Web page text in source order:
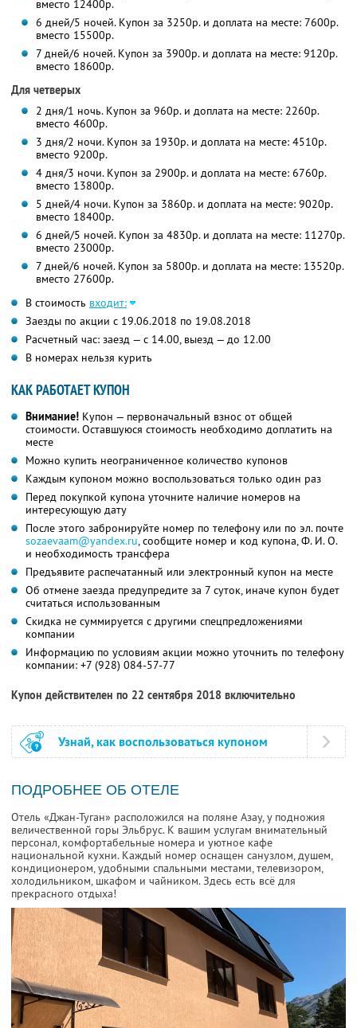
вместо 12400р.
6 дней/5 ночей. Купон за 3250р. и доплата на месте: 7600р.
вместо 15500р.
7 дней/6 ночей. Купон за 3900р. и доплата на месте: 9120р.
вместо 18600р.
Для четверых
2 дня/1 ночь. Купон за 960р. и доплата на месте: 2260р.
вместо 4600р.
3 дня/2 ночи. Купон за 1930р. и доплата на месте: 4510р.
вместо 9200р.
4 дня/3 ночи. Купон за 2900р. и доплата на месте: 6760р.
вместо 13800р.
5 дней/4 ночи. Купон за 3860р. и доплата на месте: 9020р.
вместо 18400р.
6 дней/5 ночей. Купон за 4830р. и доплата на месте: 11270р.
вместо 23000р.
7 дней/6 ночей. Купон за 5800р. и доплата на месте: 13520р.
вместо 27600р.
В стоимость входит:
Заезды по акции с 19.06.2018 по 19.08.2018
Расчетный час: заезд — с 14.00, выезд — до 12.00
В номерах нельзя курить
КАК РАБОТАЕТ КУПОН
Внимание! Купон — первоначальный взнос от общей
стоимости. Оставшуюся стоимость необходимо доплатить на
месте
Можно купить неограниченное количество купонов
Каждым купоном можно воспользоваться только один раз
Перед покупкой купона уточните наличие номеров на
интересующую дату
После этого забронируйте номер по телефону или по эл. почте
sozaevaam@yandex.ru, сообщите номер и код купона, Ф. И. О.
и необходимость трансфера
Предъявите распечатанный или электронный купон на месте
Об отмене заезда предупредите за 7 суток, иначе купон будет
считаться использованным
Скидка не суммируется с другими спецпредложениями
компании
Информацию по условиям акции можно уточнить по телефону
компании: +7 (928) 084-57-77
Купон действителен по 22 сентября 2018 включительно
Узнай, как воспользоваться купоном
ПОДРОБНЕЕ ОБ ОТЕЛЕ
Отель «Джан-Туган» расположился на поляне Азау, у подножия
величественной горы Эльбрус. К вашим услугам внимательный
персонал, комфортабельные номера и уютное кафе
национальной кухни. Каждый номер оснащен санузлом, душем,
кондиционером, удобными спальными местами, телевизором,
холодильником, шкафом и чайником. Здесь есть всё для
прекрасного отдыха!